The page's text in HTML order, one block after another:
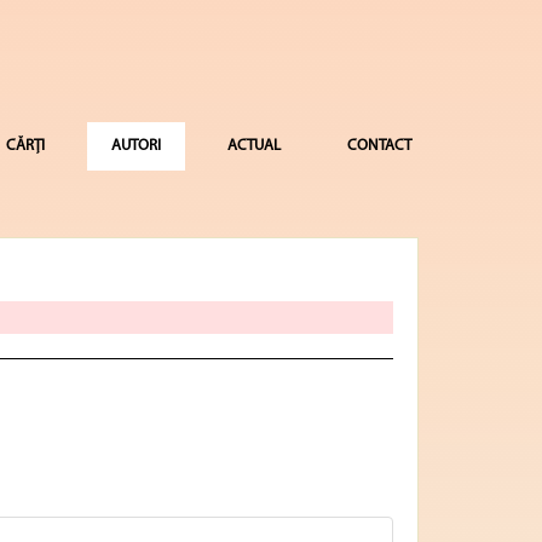
CĂRȚI AUTORI ACTUAL CONTACT